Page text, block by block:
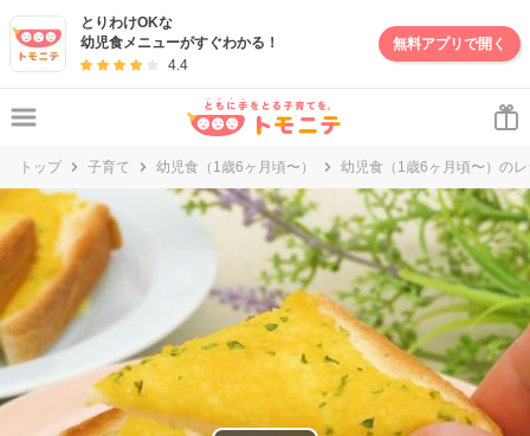
とりわけOKな
幼児食メニューがすぐわかる！
4.4
無料アプリで開く
トップ 子育て 幼児食（1歳6ヶ月頃〜） 幼児食（1歳6ヶ月頃〜）の